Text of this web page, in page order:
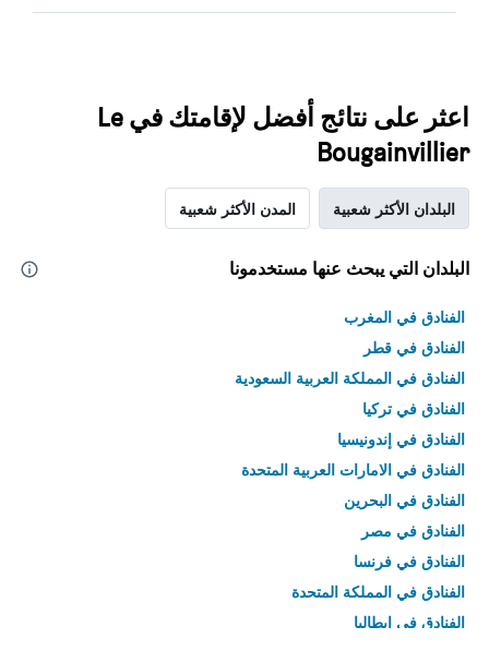
اعثر على نتائج أفضل لإقامتك في Le
Bougainvillier
البلدان الأكثر شعبية المدن الأكثر شعبية
البلدان التي يبحث عنها مستخدمونا
الفنادق في المغرب
الفنادق في قطر
الفنادق في المملكة العربية السعودية
الفنادق في تركيا
الفنادق في إندونيسيا
الفنادق في الامارات العربية المتحدة
الفنادق في البحرين
الفنادق في مصر
الفنادق في فرنسا
الفنادق في المملكة المتحدة
الفنادق في إيطاليا